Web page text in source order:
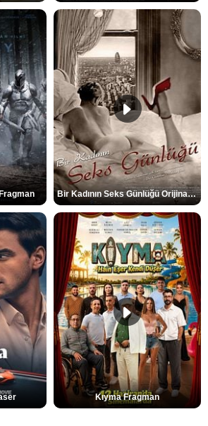
Bir Kadının Seks Günlüğü Orijinal Fragman
Kıyma Fragman